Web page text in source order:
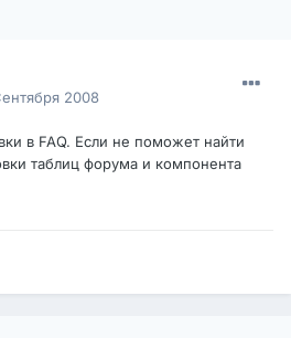
2008
в FAQ. Если не поможет найти
таблиц форума и компонента